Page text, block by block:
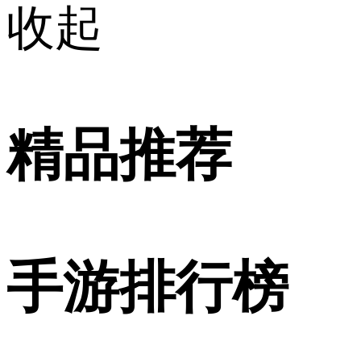
收起
精品推荐
手游排行榜